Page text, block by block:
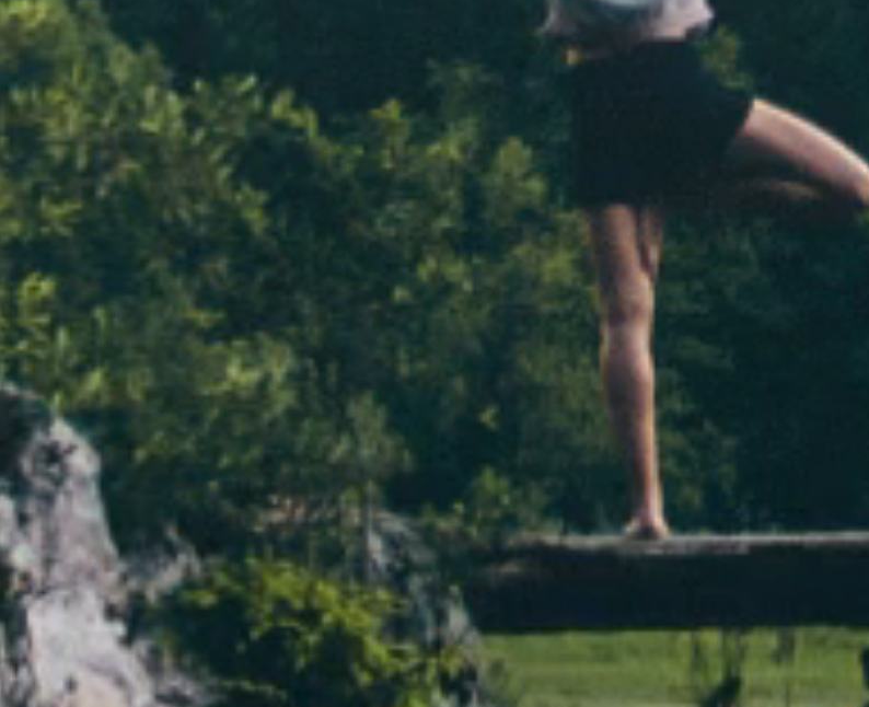
Alguns conceitos de Orçamento público: